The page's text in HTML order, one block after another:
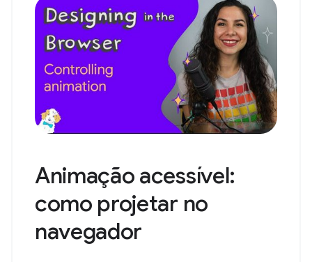
Animação acessível:
como projetar no
navegador